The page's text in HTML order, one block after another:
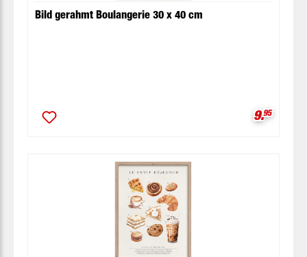
Bild gerahmt Boulangerie 30 x 40 cm
9.95